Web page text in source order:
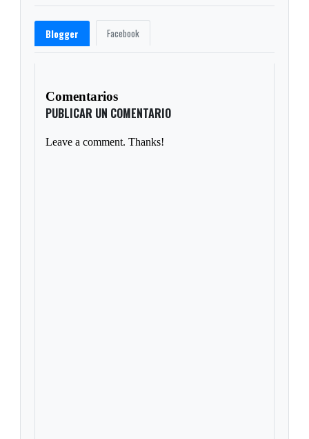
Blogger Facebook
Comentarios
PUBLICAR UN COMENTARIO
Leave a comment. Thanks!